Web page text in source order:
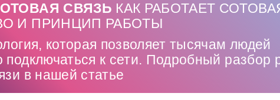
СВЯЗЬ КАК РАБОТАЕТ
И ПРИНЦИП РАБОТЫ
которая позволяет тысячам людей
подключаться к сети. Подробный разбор
в нашей статье